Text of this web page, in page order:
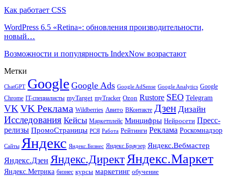
Как работает CSS
WordPress 6.5 «Retina»: обновления производительности,
новый…
Возможности и популярность IndexNow возрастают
Метки
ChatGPT Google Google Ads Google AdSense Google Analytics Google
Chrome IT-специалисты myTarget myTracker Ozon Rustore SEO Telegram
VK VK Реклама Wildberries Авито ВКонтакте Дзен Дизайн
Исследования Кейсы Маркетплейс Минцифры Нейросети Пресс-
релизы ПромоСтраницы РСЯ Работа Рейтинги Реклама Роскомнадзор
Сайты Яндекс Яндекс.Бизнес Яндекс.Браузер Яндекс.Вебмастер
Яндекс.Дзен Яндекс.ДиректЯндекс.Маркет
Яндекс.Метрика бизнес курсы маркетинг обучение